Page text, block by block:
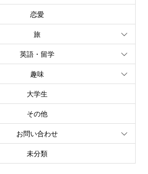
恋愛
旅
英語・留学
趣味
大学生
その他
お問い合わせ
未分類